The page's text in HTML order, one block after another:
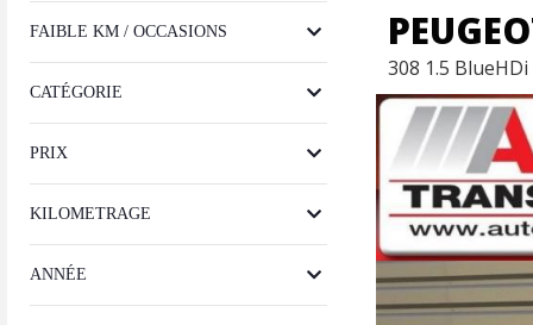
FAIBLE KM / OCCASIONS
CATÉGORIE
PRIX
KILOMETRAGE
ANNÉE
308 1.5